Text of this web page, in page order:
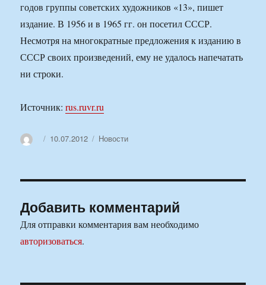
годов группы советских художников «13», пишет
издание. В 1956 и в 1965 гг. он посетил СССР.
Несмотря на многократные предложения к изданию в
СССР своих произведений, ему не удалось напечатать
ни строки.
Источник:rus.ruvr.ru
АвторОпубликовано
10.07.2012 Рубрики
Новости
Добавить комментарий
Для отправки комментария вам необходимо
авторизоваться.